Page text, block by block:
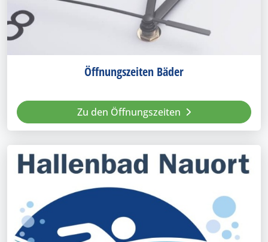
Öffnungszeiten Bäder
Zu den Öffnungszeiten